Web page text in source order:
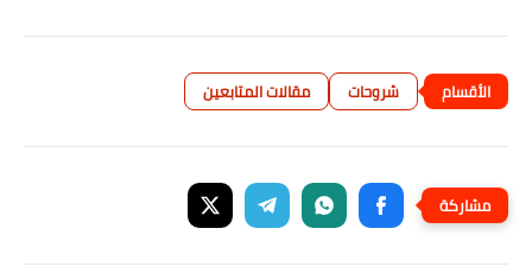
شروحات مقالات المتابعين